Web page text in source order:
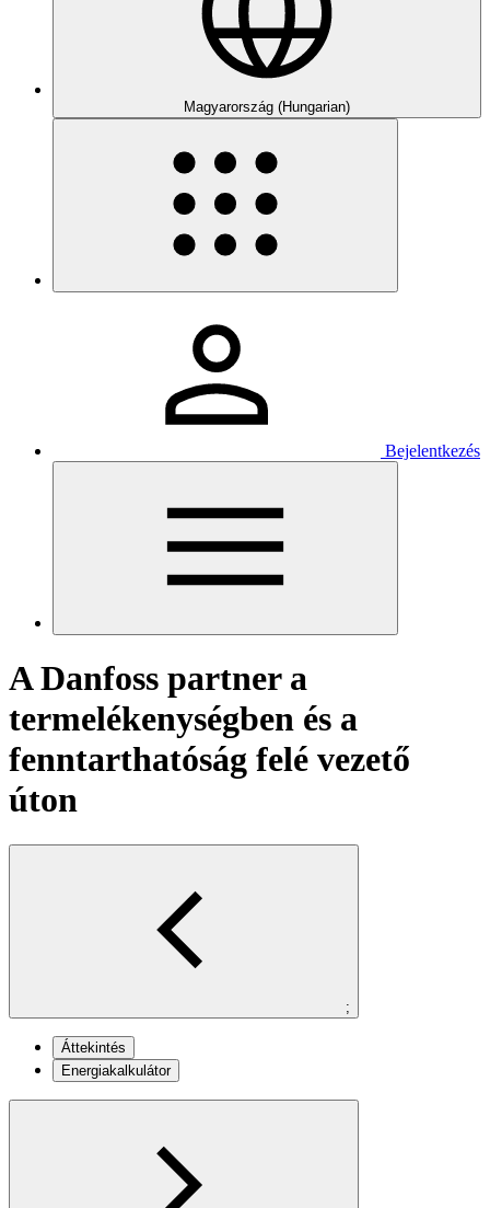
Magyarország (Hungarian)
Bejelentkezés
A Danfoss partner a
termelékenységben és a
fenntarthatóság felé vezető
úton
;
Áttekintés
Energiakalkulátor